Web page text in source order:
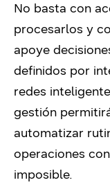
No basta con
procesarlos y
apoye
definidos por
redes
gestión
automatizar
operaciones
imposible.